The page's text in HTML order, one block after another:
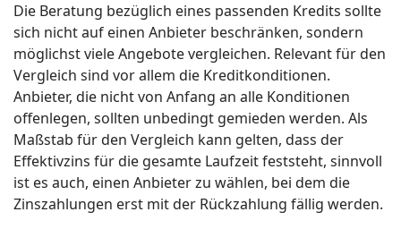
Die Beratung bezüglich eines passenden Kredits sollte
sich nicht auf einen Anbieter beschränken, sondern
möglichst viele Angebote vergleichen. Relevant für den
Vergleich sind vor allem die Kreditkonditionen.
Anbieter, die nicht von Anfang an alle Konditionen
offenlegen, sollten unbedingt gemieden werden. Als
Maßstab für den Vergleich kann gelten, dass der
Effektivzins für die gesamte Laufzeit feststeht, sinnvoll
ist es auch, einen Anbieter zu wählen, bei dem die
Zinszahlungen erst mit der Rückzahlung fällig werden.